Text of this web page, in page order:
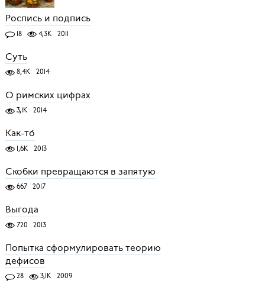
Роспись и подпись
18 4,3K 2011
Суть
8,4K 2014
О римских цифрах
3,1K 2014
Как-то́
1,6K 2013
Скобки превращаются в запятую
667 2017
Выгода
720 2013
Попытка сформулировать теорию
дефисов
28 3,1K 2009